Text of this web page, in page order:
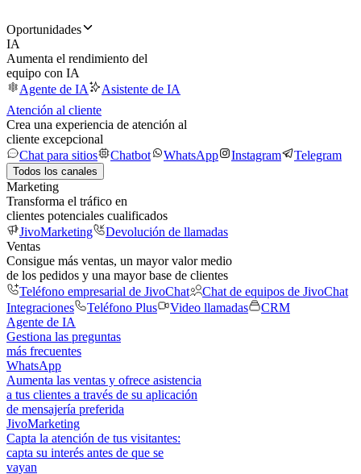
Oportunidades
IA
Aumenta el rendimiento del
equipo con IA
Agente de IA
Asistente de IA
Atención al cliente
Crea una experiencia de atención al
cliente excepcional
Chat para sitios
Chatbot WhatsApp Instagram Telegram
Todos los canales
Marketing
Transforma el tráfico en
clientes potenciales cualificados
JivoMarketing
Devolución de llamadas
Ventas
Consigue más ventas, un mayor valor medio
de los pedidos y una mayor base de clientes
Teléfono empresarial de JivoChat
Chat de equipos de JivoChat
Integraciones
Teléfono Plus Video llamadas
CRM
Agente de IA
Gestiona las preguntas
más frecuentes
WhatsApp
Aumenta las ventas y ofrece asistencia
a tus clientes a través de su aplicación
de mensajería preferida
JivoMarketing
Capta la atención de tus visitantes:
capta su interés antes de que se
vayan